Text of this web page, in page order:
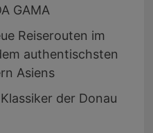
GAMA
Reiserouten im
authentischsten
Asiens
der Donau